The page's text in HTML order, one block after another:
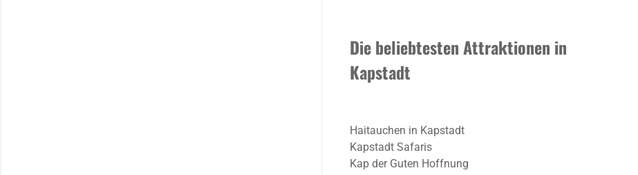
Die beliebtesten Attraktionen in
Kapstadt
Haitauchen in Kapstadt
Kapstadt Safaris
Kap der Guten Hoffnung